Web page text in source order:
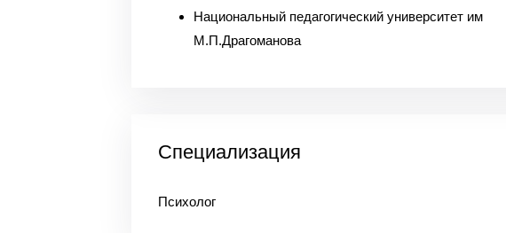
Национальный педагогический университет им
М.П.Драгоманова
Специализация
Психолог